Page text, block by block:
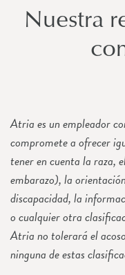
Nuestra
Atria es un empleador
compromete a ofrecer
tener en cuenta la raza,
embarazo), la
discapacidad, la
o cualquier otra
Atria no tolerará el
ninguna de estas